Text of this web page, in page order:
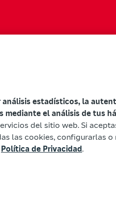
estadísticos, la
el análisis de tus
del sitio web. Si
las cookies, configurarlas o
Política de Privacidad.